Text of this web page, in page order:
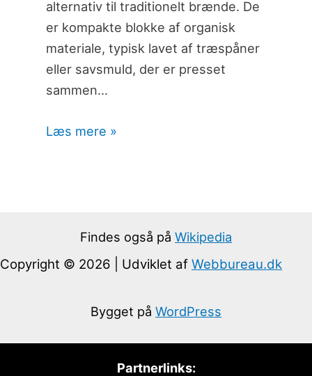
alternativ til traditionelt brænde. De
er kompakte blokke af organisk
materiale, typisk lavet af træspåner
eller savsmuld, der er presset
sammen…
Læs mere »
Findes også på Wikipedia
Copyright © 2026 | Udviklet af Webbureau.dk
Bygget på WordPress
Partnerlinks: